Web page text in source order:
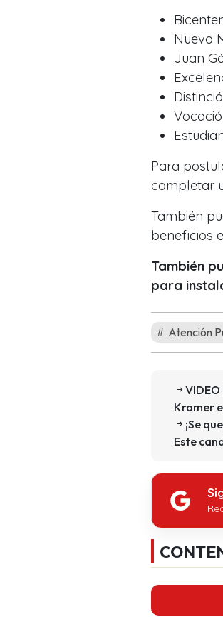
Nuevo
Juan
Para
completar
También
beneficios
También
para
Atención
Kramer
¡Se
Este